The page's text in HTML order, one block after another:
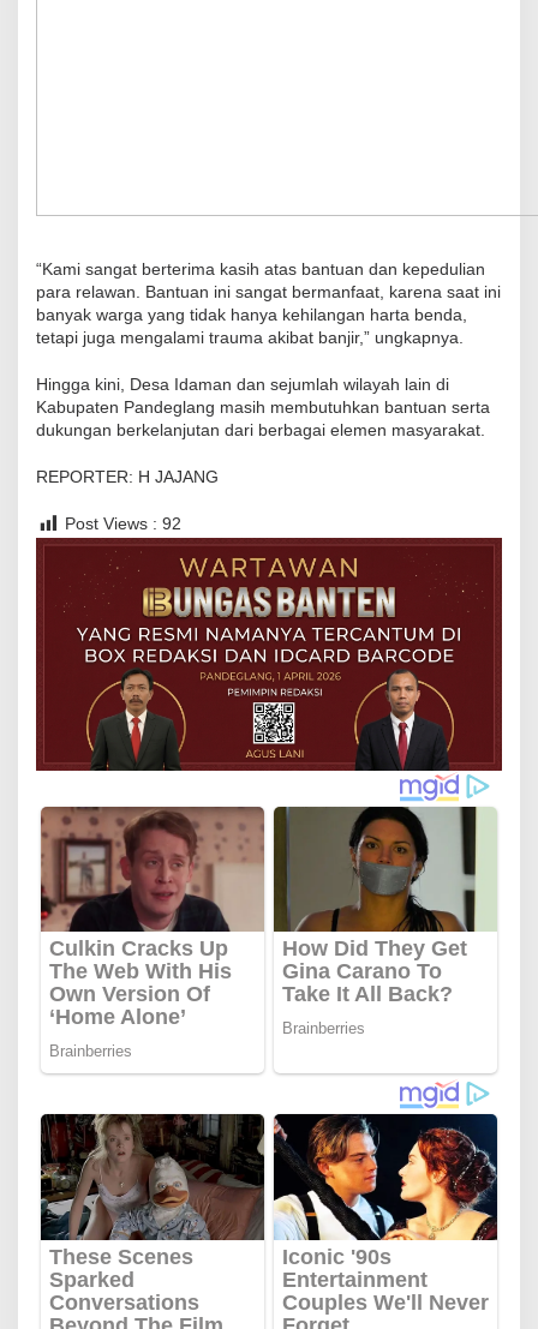
“Kami sangat berterima kasih atas bantuan dan kepedulian
para relawan. Bantuan ini sangat bermanfaat, karena saat ini
banyak warga yang tidak hanya kehilangan harta benda,
tetapi juga mengalami trauma akibat banjir,” ungkapnya.
Hingga kini, Desa Idaman dan sejumlah wilayah lain di
Kabupaten Pandeglang masih membutuhkan bantuan serta
dukungan berkelanjutan dari berbagai elemen masyarakat.
REPORTER: H JAJANG
Post Views : 92